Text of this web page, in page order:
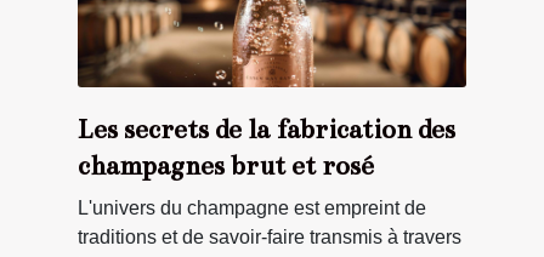
Les secrets de la fabrication des
champagnes brut et rosé
L'univers du champagne est empreint de
traditions et de savoir-faire transmis à travers